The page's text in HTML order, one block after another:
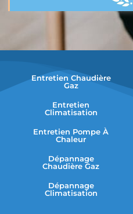
Entretien Chaudière
Gaz
Entretien
Climatisation
Entretien Pompe À
Chaleur
Dépannage
Chaudière Gaz
Dépannage
Climatisation